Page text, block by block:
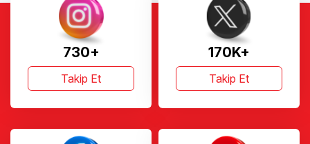
730+
Takip Et
170K+
Takip Et